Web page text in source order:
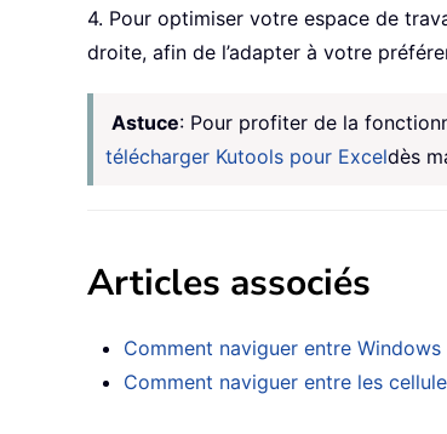
4. Pour optimiser votre espace de
droite, afin de l’adapter à votre
Astuce: Pour profiter de la
télécharger Kutools pour Exceldès
Articles associés
Comment naviguer entre Windows
Comment naviguer entre les